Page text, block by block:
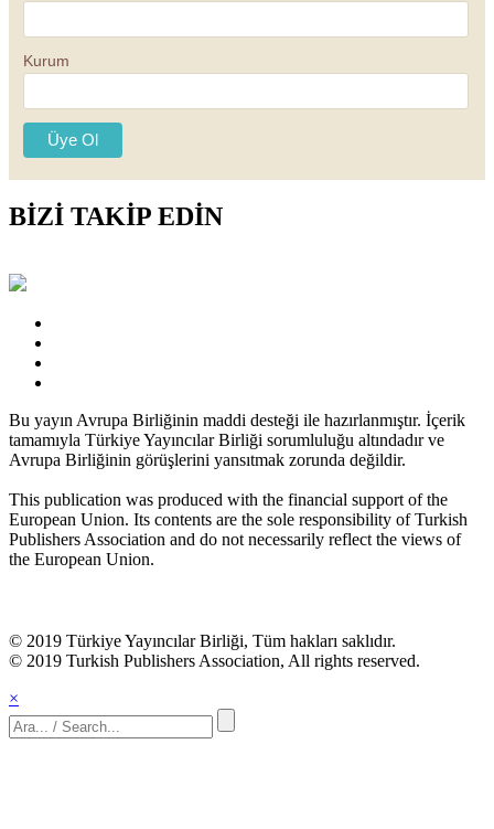
Kurum
BİZİ TAKİP EDİN
Bu yayın Avrupa Birliğinin maddi desteği ile hazırlanmıştır. İçerik
tamamıyla Türkiye Yayıncılar Birliği sorumluluğu altındadır ve
Avrupa Birliğinin görüşlerini yansıtmak zorunda değildir.
This publication was produced with the financial support of the
European Union. Its contents are the sole responsibility of Turkish
Publishers Association and do not necessarily reflect the views of
the European Union.
© 2019 Türkiye Yayıncılar Birliği, Tüm hakları saklıdır.
© 2019 Turkish Publishers Association, All rights reserved.
×